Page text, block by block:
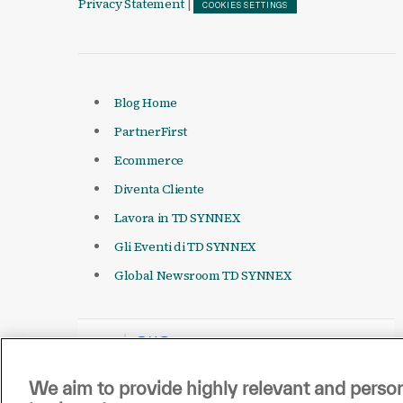
Privacy Statement COOKIES SETTINGS
Blog Home
PartnerFirst
Ecommerce
Diventa Cliente
Lavora in TD SYNNEX
Gli Eventi di TD SYNNEX
Global Newsroom TD SYNNEX
We aim to provide highly relevant and